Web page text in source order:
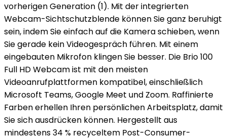
vorherigen Generation (1). Mit der integrierten
Webcam-Sichtschutzblende können Sie ganz beruhigt
sein, indem Sie einfach auf die Kamera schieben, wenn
Sie gerade kein Videogespräch führen. Mit einem
eingebauten Mikrofon klingen Sie besser. Die Brio 100
Full HD Webcam ist mit den meisten
Videoanrufplattformen kompatibel, einschließlich
Microsoft Teams, Google Meet und Zoom. Raffinierte
Farben erhellen Ihren persönlichen Arbeitsplatz, damit
Sie sich ausdrücken können. Hergestellt aus
mindestens 34 % recyceltem Post-Consumer-